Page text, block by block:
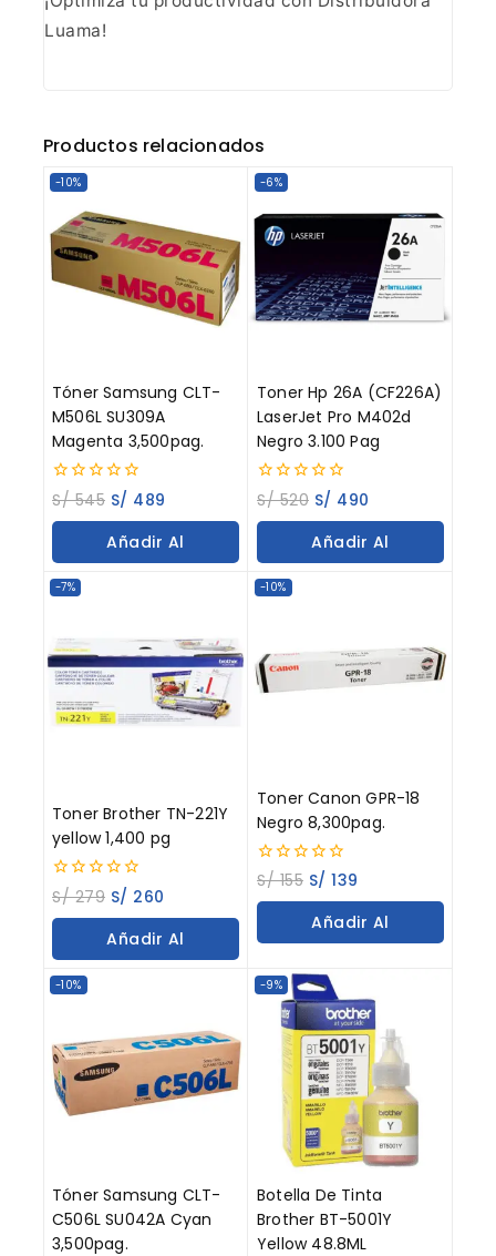
Luama!
Productos relacionados
-10%
Tóner Samsung CLT-
M506L SU309A
Magenta 3,500pag.
0
out
of
S/545 S/ 489
Añadir Al
-6%
Toner Hp 26A (CF226A)
LaserJet Pro M402d
Negro 3.100 Pag
0
out
of
S/520 S/ 490
Añadir Al
-7%
Toner Brother TN-221Y
yellow 1,400 pg
0
out
of
S/279 S/ 260
Añadir Al
-10%
Toner Canon GPR-18
Negro 8,300pag.
0
out
of
S/155 S/ 139
Añadir Al
-10%
Tóner Samsung CLT-
C506L SU042A Cyan
3,500pag.
-9%
Botella De Tinta
Brother BT-5001Y
Yellow 48.8ML